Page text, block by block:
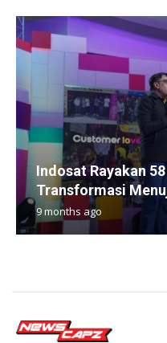
Indosat Rayakan
Transformasi
9 months ago